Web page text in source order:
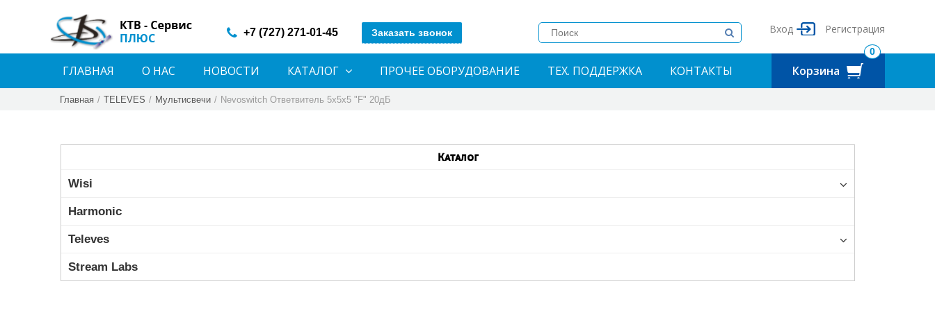
+7 (727) 271-01-45 Заказать звонок Вход Регистрация
ГЛАВНАЯ О НАС НОВОСТИ КАТАЛОГ ПРОЧЕЕ ОБОРУДОВАНИЕ ТЕХ. ПОДДЕРЖКА КОНТАКТЫ Корзина
0
Главная / TELEVES / Мультисвечи / Nevoswitch Ответвитель 5x5x5 "F" 20дБ
Каталог
Wisi
Harmonic
Televes
Stream Labs